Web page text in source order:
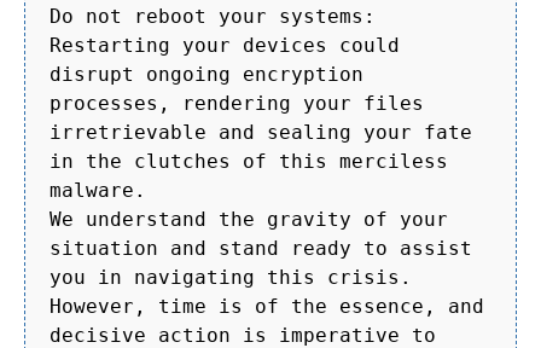
Do not reboot your systems:
Restarting your devices could
disrupt ongoing encryption
processes, rendering your files
irretrievable and sealing your fate
in the clutches of this merciless
malware.
We understand the gravity of your
situation and stand ready to assist
you in navigating this crisis.
However, time is of the essence, and
decisive action is imperative to